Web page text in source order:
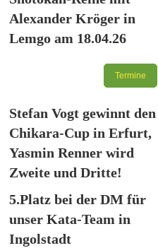
Alexander Kröger in
Lemgo am 18.04.26
Termine
Stefan Vogt gewinnt den
Chikara-Cup in Erfurt,
Yasmin Renner wird
Zweite und Dritte!
5.Platz bei der DM für
unser Kata-Team in
Ingolstadt